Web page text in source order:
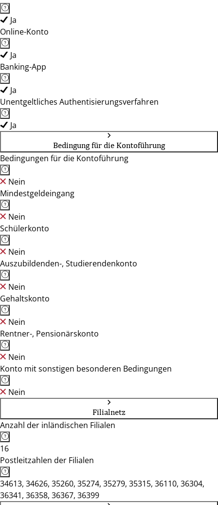
Ja
Online-Konto
Ja
Banking-App
Ja
Unentgeltliches Authentisierungsverfahren
Ja
Bedingung für die Kontoführung
Bedingungen für die Kontoführung
Nein
Mindestgeldeingang
Nein
Schülerkonto
Nein
Auszubildenden-, Studierendenkonto
Nein
Gehaltskonto
Nein
Rentner-, Pensionärskonto
Nein
Konto mit sonstigen besonderen Bedingungen
Nein
Filialnetz
Anzahl der inländischen Filialen
16
Postleitzahlen der Filialen
34613, 34626, 35260, 35274, 35279, 35315, 36110, 36304,
36341, 36358, 36367, 36399